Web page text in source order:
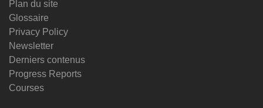
Plan du site
Glossaire
Privacy Policy
Newsletter
Derniers contenus
Progress Reports
Courses